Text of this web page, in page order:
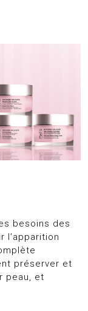
besoins des
l’apparition
préserver et
peau, et